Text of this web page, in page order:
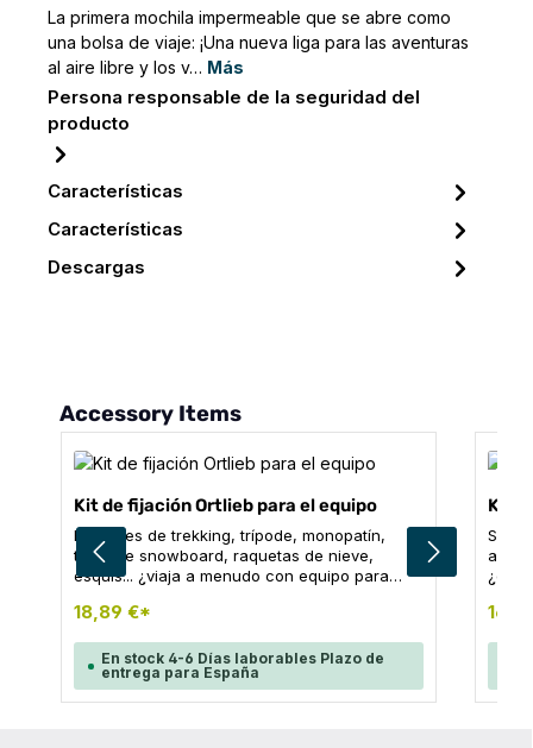
La primera mochila impermeable que se abre como
una bolsa de viaje: ¡Una nueva liga para las aventuras
al aire libre y los v… Más
Persona responsable de la seguridad del
producto
Características
Características
Descargas
Omitir la galería de productos
Accessory Items
Kit de fijación Ortlieb para el equipo
Bastones de trekking, trípode, monopatín,
tabla de snowboard, raquetas de nieve,
esquís... ¿viaja a menudo con equipo para
kit de sujeción para equipo: con este conjunto
forma fácil y segura su equipo deportivo a la
mochila, sin que suene ni resbale. Todos los
soportes pueden fijarse a las cadenas o a las
18,89 €*
En stock 4-6 Días laborables Plazo de
entrega para España
Kit
Si